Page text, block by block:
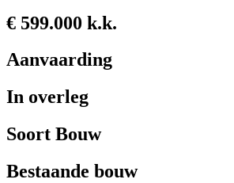
€ 599.000 k.k.
Aanvaarding
In overleg
Soort Bouw
Bestaande bouw